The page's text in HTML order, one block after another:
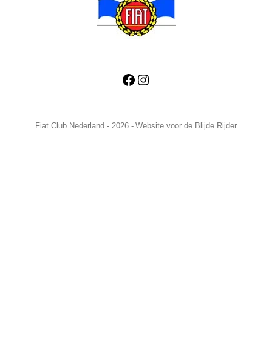
Facebook
Instagram
Fiat Club Nederland - 2026 - Website voor de Blijde Rijder